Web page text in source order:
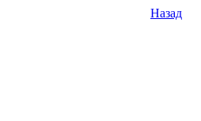
Назад